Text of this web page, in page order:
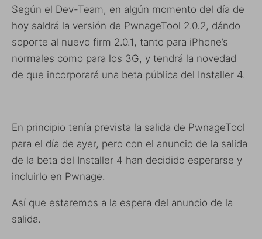
Según el Dev-Team, en algún momento del día de
hoy saldrá la versión de PwnageTool 2.0.2, dándo
soporte al nuevo firm 2.0.1, tanto para iPhone’s
normales como para los 3G, y tendrá la novedad
de que incorporará una beta pública del Installer 4.
En principio tenía prevista la salida de PwnageTool
para el día de ayer, pero con el anuncio de la salida
de la beta del Installer 4 han decidido esperarse y
incluirlo en Pwnage.
Así que estaremos a la espera del anuncio de la
salida.